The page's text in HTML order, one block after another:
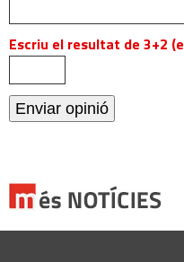
Escriu el resultat de 3+2
Catalunya es prepara